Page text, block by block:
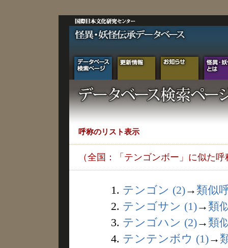
呼称のリスト表示
（全国：「テンゴンボー」に似た呼
1. テンゴン (2)→ 類似
2. テンゴサン (1)→ 類
3. テンゴハン (2)→ 類
4. テンテンボウ (1)→